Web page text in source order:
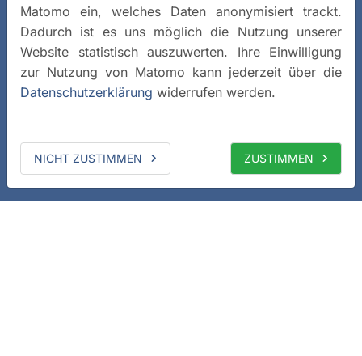
Matomo ein, welches Daten anonymisiert trackt.
Dadurch ist es uns möglich die Nutzung unserer
Website statistisch auszuwerten. Ihre Einwilligung
zur Nutzung von Matomo kann jederzeit über die
Datenschutzerklärung widerrufen werden.
NICHT ZUSTIMMEN ZUSTIMMEN